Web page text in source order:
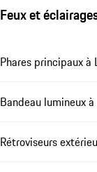
Feux et
Phares principaux à
Bandeau lumineux
Rétroviseurs